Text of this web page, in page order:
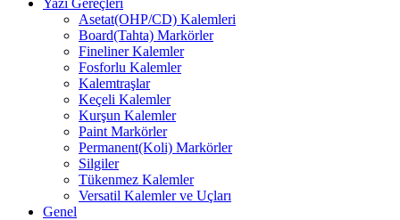
Asetat(OHP/CD) Kalemleri
Board(Tahta) Markörler
Fineliner Kalemler
Fosforlu Kalemler
Kalemtraşlar
Keçeli Kalemler
Kurşun Kalemler
Paint Markörler
Permanent(Koli) Markörler
Silgiler
Tükenmez Kalemler
Versatil Kalemler ve Uçları
Genel